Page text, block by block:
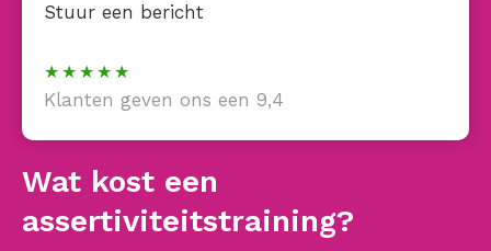
Stuur een bericht
Klanten geven ons een 9,4
Wat kost een
assertiviteitstraining?